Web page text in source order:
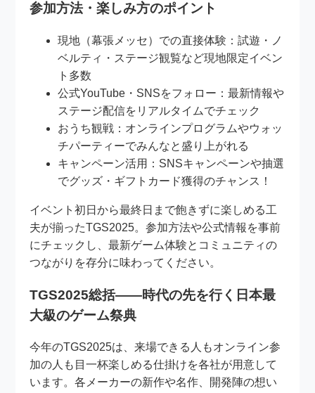
参加方法・楽しみ方のポイント
現地（幕張メッセ）での直接体験：試遊・ノ
ベルティ・ステージ観覧など現地限定イベン
ト多数
公式YouTube・SNSをフォロー：最新情報や
ステージ配信をリアルタイムでチェック
おうち観戦：オンラインプログラムやウォッ
チパーティーでみんなと盛り上がれる
キャンペーン活用：SNSキャンペーンや抽選
でグッズ・ギフトカード獲得のチャンス！
イベント初日から最終日まで飽きずに楽しめる工
夫が揃ったTGS2025。参加方法や公式情報を事前
にチェックし、最新ゲーム体験とコミュニティの
つながりを存分に味わってください。
TGS2025総括——時代の先を行く日本最
大級のゲーム祭典
今年のTGS2025は、来場できる人もオンライン参
加の人も目一杯楽しめる仕掛けを各社が用意して
います。各メーカーの新作や名作、開発陣の想い